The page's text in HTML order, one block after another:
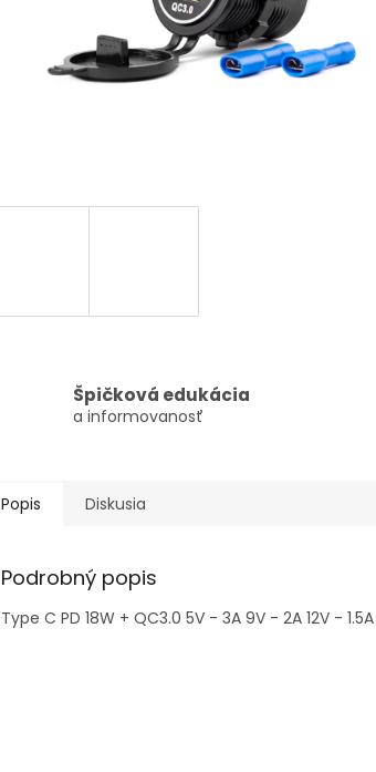
Špičková edukácia
a informovanosť
Popis Diskusia
Podrobný popis
Type C PD 18W + QC3.0 5V - 3A 9V - 2A 12V - 1.5A